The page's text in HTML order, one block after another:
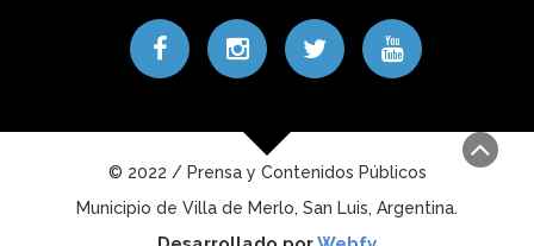
© 2022 / Prensa y Contenidos Públicos
Municipio de Villa de Merlo, San Luis, Argentina.